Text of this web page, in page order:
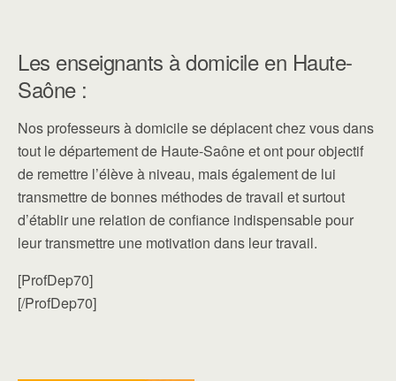
Les enseignants à domicile en Haute-
Saône :
Nos professeurs à domicile se déplacent chez vous dans
tout le département de Haute-Saône et ont pour objectif
de remettre l’élève à niveau, mais également de lui
transmettre de bonnes méthodes de travail et surtout
d’établir une relation de confiance indispensable pour
leur transmettre une motivation dans leur travail.
[ProfDep70]
[/ProfDep70]